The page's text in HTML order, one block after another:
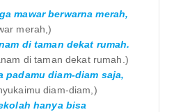
mawar berwarna merah,
merah,)
di taman dekat rumah.
di taman dekat rumah.)
padamu diam-diam saja,
diam-diam,)
hanya bisa